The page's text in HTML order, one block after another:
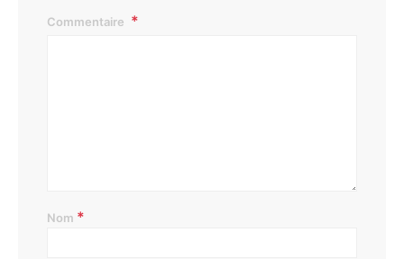
Commentaire
Nom *